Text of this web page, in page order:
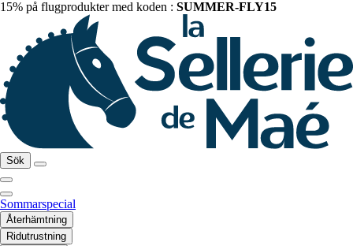
15% på flugprodukter med koden : SUMMER-FLY15
Sök
Sommarspecial
Återhämtning
Ridutrustning